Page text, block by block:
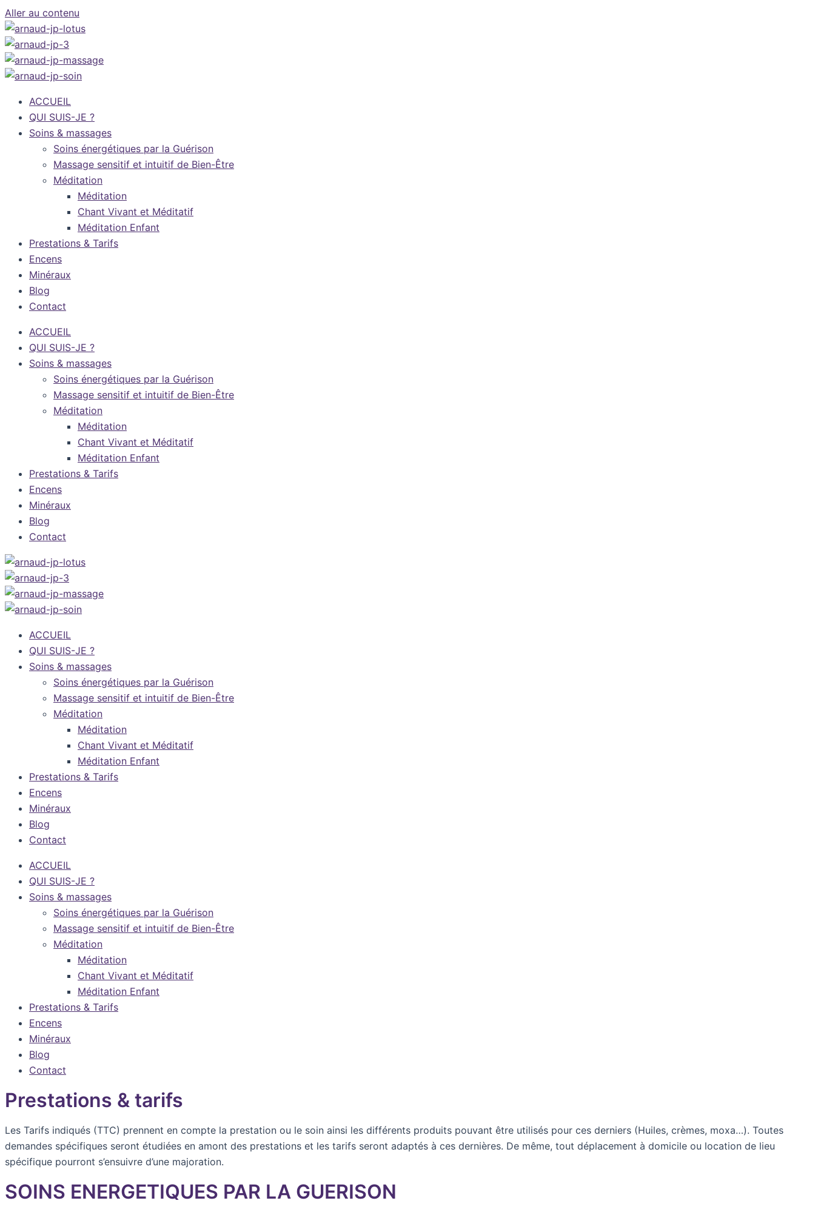
Aller au contenu
ACCUEIL
QUI SUIS-JE ?
Soins & massages
Soins énergétiques par la Guérison
Massage sensitif et intuitif de Bien-Être
Méditation
Méditation
Chant Vivant et Méditatif
Méditation Enfant
Prestations & Tarifs
Encens
Minéraux
Blog
Contact
ACCUEIL
QUI SUIS-JE ?
Soins & massages
Soins énergétiques par la Guérison
Massage sensitif et intuitif de Bien-Être
Méditation
Méditation
Chant Vivant et Méditatif
Méditation Enfant
Prestations & Tarifs
Encens
Minéraux
Blog
Contact
ACCUEIL
QUI SUIS-JE ?
Soins & massages
Soins énergétiques par la Guérison
Massage sensitif et intuitif de Bien-Être
Méditation
Méditation
Chant Vivant et Méditatif
Méditation Enfant
Prestations & Tarifs
Encens
Minéraux
Blog
Contact
ACCUEIL
QUI SUIS-JE ?
Soins & massages
Soins énergétiques par la Guérison
Massage sensitif et intuitif de Bien-Être
Méditation
Méditation
Chant Vivant et Méditatif
Méditation Enfant
Prestations & Tarifs
Encens
Minéraux
Blog
Contact
Prestations & tarifs
Les Tarifs indiqués (TTC) prennent en compte la prestation ou le soin ainsi les différents produits pouvant être utilisés pour ces derniers (Huiles, crèmes, moxa…). Toutes
demandes spécifiques seront étudiées en amont des prestations et les tarifs seront adaptés à ces dernières. De même, tout déplacement à domicile ou location de lieu
spécifique pourront s’ensuivre d’une majoration.
SOINS ENERGETIQUES PAR LA GUERISON